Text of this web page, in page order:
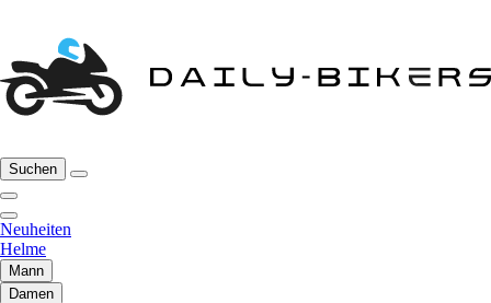
Suchen
Neuheiten
Helme
Mann
Damen